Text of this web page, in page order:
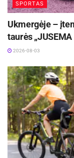
SPORTAS
Ukmergėje –
taurės „JUSEMA
2026-08-03